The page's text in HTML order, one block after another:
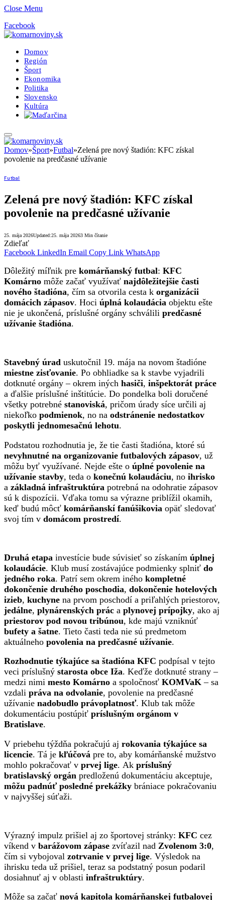
Close Menu
Facebook
Domov
Región
Šport
Ekonomika
Politika
Slovensko
Kultúra
Domov»Šport»Futbal»Zelená pre nový štadión: KFC získal
povolenie na predčasné užívanie
Futbal
Zelená pre nový štadión: KFC získal
povolenie na predčasné užívanie
25. mája 2026Updated:25. mája 20263 Min čítanie
Zdieľať
Facebook LinkedIn Email Copy Link WhatsApp
Dôležitý míľnik pre komárňanský futbal: KFC
Komárno môže začať využívať najdôležitejšie časti
nového štadióna, čím sa otvorila cesta k organizácii
domácich zápasov. Hoci úplná kolaudácia objektu ešte
nie je ukončená, príslušné orgány schválili predčasné
užívanie štadióna.
Stavebný úrad uskutočnil 19. mája na novom štadióne
miestne zisťovanie. Po obhliadke sa k stavbe vyjadrili
dotknuté orgány – okrem iných hasiči, inšpektorát práce
a ďalšie príslušné inštitúcie. Do pondelka boli doručené
všetky potrebné stanoviská, pričom úrady síce určili aj
niekoľko podmienok, no na odstránenie nedostatkov
poskytli jednomesačnú lehotu.
Podstatou rozhodnutia je, že tie časti štadióna, ktoré sú
nevyhnutné na organizovanie futbalových zápasov, už
môžu byť využívané. Nejde ešte o úplné povolenie na
užívanie stavby, teda o konečnú kolaudáciu, no ihrisko
a základná infraštruktúra potrebná na odohratie zápasov
sú k dispozícii. Vďaka tomu sa výrazne priblížil okamih,
keď budú môcť komárňanskí fanúšikovia opäť sledovať
svoj tím v domácom prostredí.
Druhá etapa investície bude súvisieť so získaním úplnej
kolaudácie. Klub musí zostávajúce podmienky splniť do
jedného roka. Patrí sem okrem iného kompletné
dokončenie druhého poschodia, dokončenie hotelových
izieb, kuchyne na prvom poschodí a priľahlých priestorov,
jedálne, plynárenských prác a plynovej prípojky, ako aj
priestorov pod novou tribúnou, kde majú vzniknúť
bufety a šatne. Tieto časti teda nie sú predmetom
aktuálneho povolenia na predčasné užívanie.
Rozhodnutie týkajúce sa štadióna KFC podpísal v tejto
veci príslušný starosta obce Iža. Keďže dotknuté strany –
medzi nimi mesto Komárno a spoločnosť KOMVaK – sa
vzdali práva na odvolanie, povolenie na predčasné
užívanie nadobudlo právoplatnosť. Klub tak môže
dokumentáciu postúpiť príslušným orgánom v
Bratislave.
V priebehu týždňa pokračujú aj rokovania týkajúce sa
licencie. Tá je kľúčová pre to, aby komárňanské mužstvo
mohlo pokračovať v prvej lige. Ak príslušný
bratislavský orgán predloženú dokumentáciu akceptuje,
môžu padnúť posledné prekážky brániace pokračovaniu
v najvyššej súťaži.
Výrazný impulz prišiel aj zo športovej stránky: KFC cez
víkend v barážovom zápase zvíťazil nad Zvolenom 3:0,
čím si vybojoval zotrvanie v prvej lige. Výsledok na
ihrisku teda už prišiel, teraz sa podstatný posun podaril
dosiahnuť aj v oblasti infraštruktúry.
Môže sa začať nová kapitola komárňanskej futbalovej